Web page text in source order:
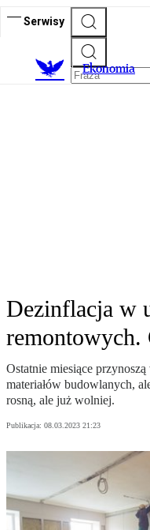
Serwisy
Ekonomia
Dezinflacja w
remontowych.
Ostatnie miesiące
materiałów budowlanych,
rosną, ale już wolniej.
Publikacja: 08.03.2023 21:23